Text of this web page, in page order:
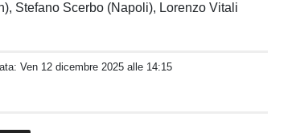
Stefano Scerbo (Napoli), Lorenzo Vitali
Ven 12 dicembre 2025 alle 14:15